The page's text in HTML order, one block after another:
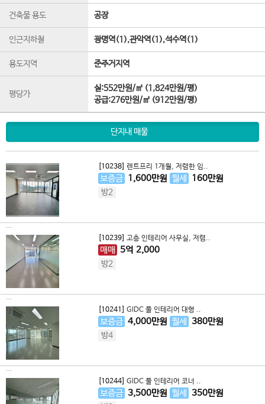
건축물 용도 공장
인근지하철 광명역(1),관악역(1),석수역(1)
용도지역 준주거지역
평당가
실:552만원/㎡ (1,824만원/평)
공급:276만원/㎡ (912만원/평)
단지내 매물
[10238] 렌트프리 1개월, 저렴한 임..
보증금 1,600만원 월세 160만원
방2
[10239] 고층 인테리어 사무실, 저렴..
매매 5억 2,000
방2
[10241] GIDC 풀 인테리어 대형 ..
보증금 4,000만원 월세 380만원
방4
[10244] GIDC 풀 인테리어 코너 ..
보증금 3,500만원 월세 350만원